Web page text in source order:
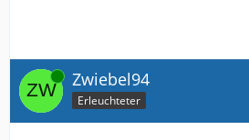
Online Zwiebel94
Erleuchteter